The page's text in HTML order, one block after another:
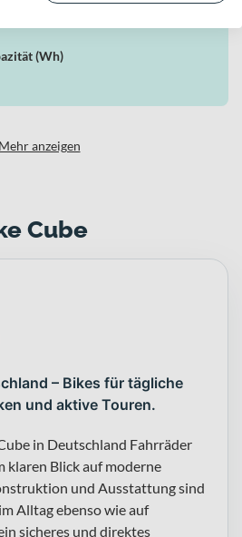
(Wh)
Mehr anzeigen
Cube
– Bikes für tägliche
und aktive Touren.
in Deutschland Fahrräder
klaren Blick auf moderne
und Ausstattung sind
Alltag ebenso wie auf
sicheres und direktes